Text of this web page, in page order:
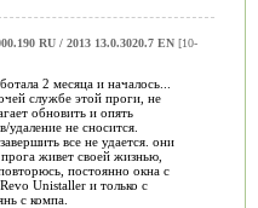
RU / 2013 13.0.3020.7 EN[10-
2 месяца и началось...
службе этой проги, не
обновить и опять
удаление не сносится.
все не удается. они
живет своей жизнью,
постоянно окна с
Unistaller и только с
с компа.